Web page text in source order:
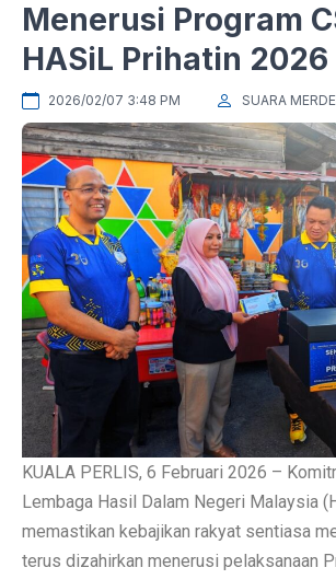
Menerusi Program
HASiL Prihatin 2026
2026/02/07 3:48 PM SUARA
KUALA PERLIS, 6 Februari 2026 –
Lembaga Hasil Dalam Negeri Malaysia
memastikan kebajikan rakyat sentiasa
terus dizahirkan menerusi pelaksanaan